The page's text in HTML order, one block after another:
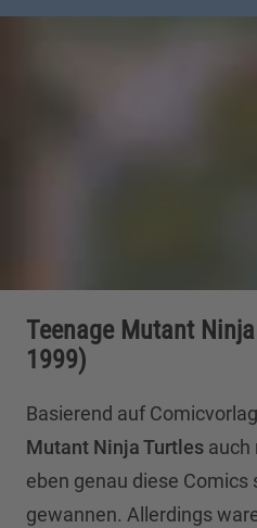
Teenage Mutant
1999)
Basierend auf
Mutant Ninja Turtles auch
eben genau diese Comics
gewannen. Allerdings